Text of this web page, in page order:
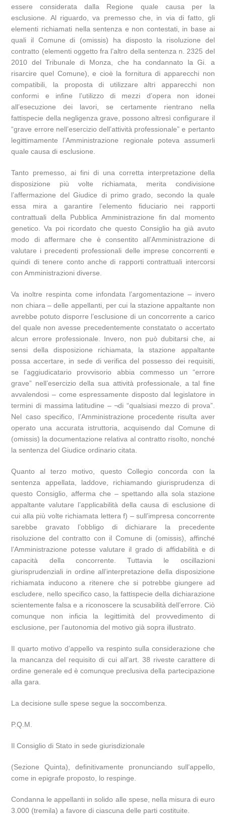
essere considerata dalla Regione quale causa per la
esclusione. Al riguardo, va premesso che, in via di fatto, gli
elementi richiamati nella sentenza e non contestati, in base ai
quali il Comune di (omissis) ha disposto la risoluzione del
contratto (elementi oggetto fra l’altro della sentenza n. 2325 del
2010 del Tribunale di Monza, che ha condannato la Gi. a
risarcire quel Comune), e cioè la fornitura di apparecchi non
compatibili, la proposta di utilizzare altri apparecchi non
conformi e infine l’utilizzo di mezzi d’opera non idonei
all’esecuzione dei lavori, se certamente rientrano nella
fattispecie della negligenza grave, possono altresì configurare il
“grave errore nell’esercizio dell’attività professionale” e pertanto
legittimamente l’Amministrazione regionale poteva assumerli
quale causa di esclusione.
Tanto premesso, ai fini di una corretta interpretazione della
disposizione più volte richiamata, merita condivisione
l’affermazione del Giudice di primo grado, secondo la quale
essa mira a garantire l’elemento fiduciario nei rapporti
contrattuali della Pubblica Amministrazione fin dal momento
genetico. Va poi ricordato che questo Consiglio ha già avuto
modo di affermare che è consentito all’Amministrazione di
valutare i precedenti professionali delle imprese concorrenti e
quindi di tenere conto anche di rapporti contrattuali intercorsi
con Amministrazioni diverse.
Va inoltre respinta come infondata l’argomentazione – invero
non chiara – delle appellanti, per cui la stazione appaltante non
avrebbe potuto disporre l’esclusione di un concorrente a carico
del quale non avesse precedentemente constatato o accertato
alcun errore professionale. Invero, non può dubitarsi che, ai
sensi della disposizione richiamata, la stazione appaltante
possa accertare, in sede di verifica del possesso dei requisiti,
se l’aggiudicatario provvisorio abbia commesso un “errore
grave” nell’esercizio della sua attività professionale, a tal fine
avvalendosi – come espressamente disposto dal legislatore in
termini di massima latitudine – ¬di “qualsiasi mezzo di prova”.
Nel caso specifico, l’Amministrazione procedente risulta aver
operato una accurata istruttoria, acquisendo dal Comune di
(omissis) la documentazione relativa al contratto risolto, nonché
la sentenza del Giudice ordinario citata.
Quanto al terzo motivo, questo Collegio concorda con la
sentenza appellata, laddove, richiamando giurisprudenza di
questo Consiglio, afferma che – spettando alla sola stazione
appaltante valutare l’applicabilità della causa di esclusione di
cui alla più volte richiamata lettera f) – sull’impresa concorrente
sarebbe gravato l’obbligo di dichiarare la precedente
risoluzione del contratto con il Comune di (omissis), affinché
l’Amministrazione potesse valutare il grado di affidabilità e di
capacità della concorrente. Tuttavia le oscillazioni
giurisprudenziali in ordine all’interpretazione della disposizione
richiamata inducono a ritenere che si potrebbe giungere ad
escludere, nello specifico caso, la fattispecie della dichiarazione
scientemente falsa e a riconoscere la scusabilità dell’errore. Ciò
comunque non inficia la legittimità del provvedimento di
esclusione, per l’autonomia del motivo già sopra illustrato.
Il quarto motivo d’appello va respinto sulla considerazione che
la mancanza del requisito di cui all’art. 38 riveste carattere di
ordine generale ed è comunque preclusiva della partecipazione
alla gara.
La decisione sulle spese segue la soccombenza.
P.Q.M.
Il Consiglio di Stato in sede giurisdizionale
(Sezione Quinta), definitivamente pronunciando sull’appello,
come in epigrafe proposto, lo respinge.
Condanna le appellanti in solido alle spese, nella misura di euro
3.000 (tremila) a favore di ciascuna delle parti costituite.